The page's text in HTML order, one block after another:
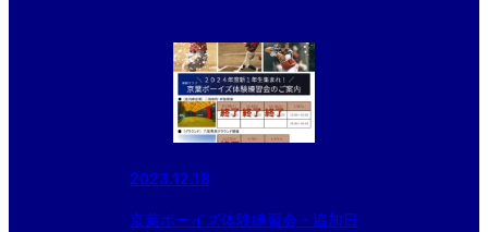
2023.12.18
京葉ボーイズ体験練習会・追加日